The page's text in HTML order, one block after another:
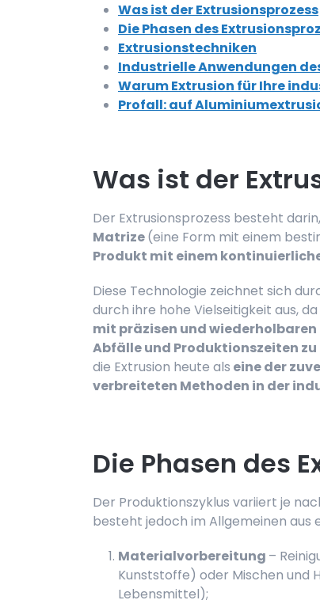
Was ist der Extrusionsprozess
Die Phasen des
Extrusionstechniken
Industrielle Anwendungen
Warum Extrusion für Ihre
Profall: auf
Was ist der
Der Extrusionsprozess besteht
Matrize(eine Form mit einem
Produkt mit einem
Diese Technologie zeichnet sich
durch ihre hohe Vielseitigkeit aus,
mit präzisen und
Abfälle und Produktionszeiten zu
die Extrusion heute als eine der
verbreiteten Methoden in der
Die Phasen des
Der Produktionszyklus variiert je
besteht jedoch im Allgemeinen aus
Materialvorbereitung –
Kunststoffe) oder Mischen und
Lebensmittel);